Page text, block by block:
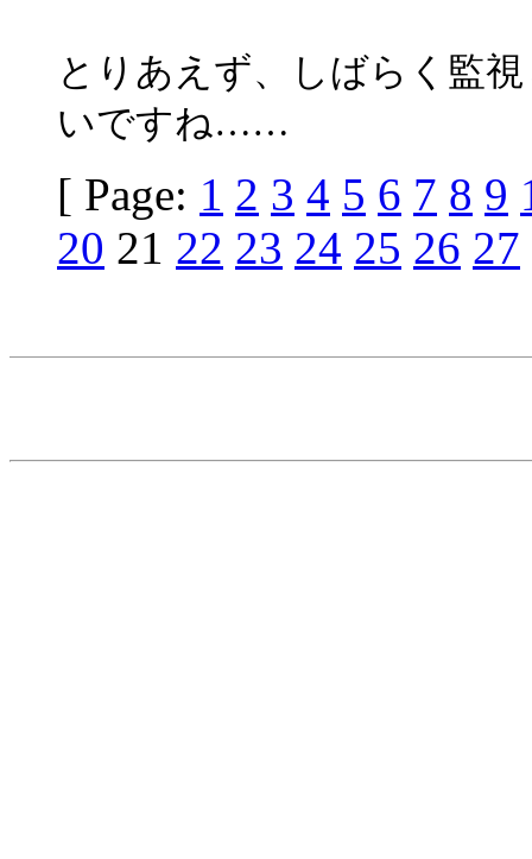
とりあえず、しばらく監
いですね……
[ Page: 1 2 3 4 5 6 7 8 9
20 21 22 23 24 25 26 27